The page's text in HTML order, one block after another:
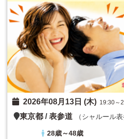
2026年08月13日 (木) 19:30～
東京都 /表参道 （シャルール表
28歳～48歳